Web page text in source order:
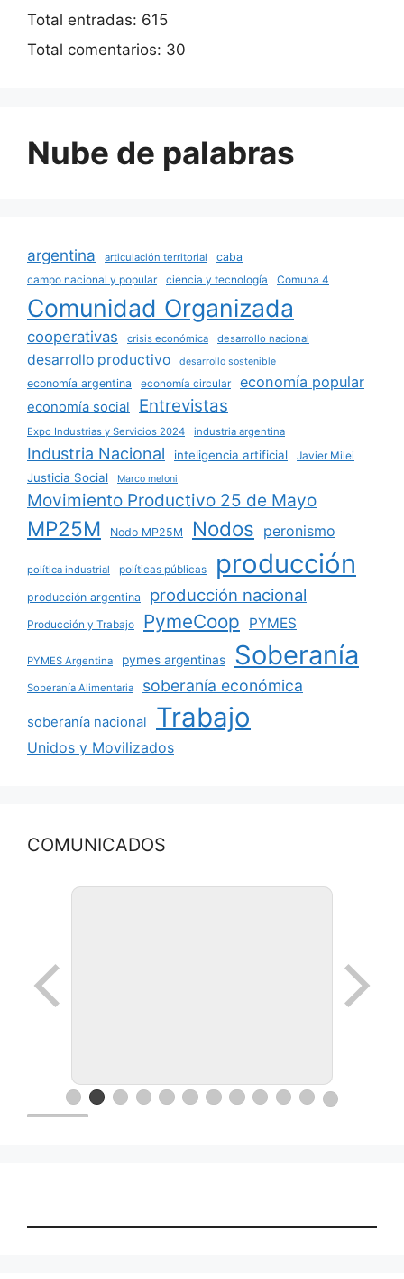
Total entradas: 615
Total comentarios: 30
Nube de palabras
argentina articulación territorial
caba
campo nacional y popular
ciencia y tecnología Comuna 4
Comunidad Organizada
cooperativas crisis económica desarrollo nacional
desarrollo productivo desarrollo sostenible
economía argentina economía circular economía popular
economía social Entrevistas
Expo Industrias y Servicios 2024 industria argentina
Industria Nacional inteligencia artificial Javier Milei
Justicia Social Marco meloni
Movimiento Productivo 25 de Mayo
MP25M Nodo MP25M Nodos peronismo
política industrial políticas públicas producción
producción argentina producción nacional
Producción y Trabajo PymeCoop PYMES
PYMES Argentina pymes argentinas Soberanía
Soberanía Alimentaria soberanía económica
soberanía nacional Trabajo
Unidos y Movilizados
COMUNICADOS